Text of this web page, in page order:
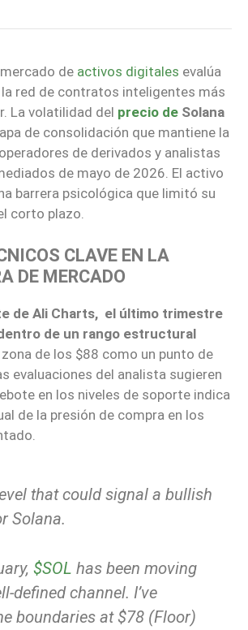
de activos digitales evalúa
red de contratos inteligentes más
La volatilidad del precio de Solana
de consolidación que mantiene la
de derivados y analistas
de mayo de 2026. El activo
barrera psicológica que limitó su
corto plazo.
CLAVE EN LA
DE MERCADO
de Ali Charts, el último trimestre
de un rango estructural
zona de los $88 como un punto de
evaluaciones del analista sugieren
en los niveles de soporte indica
de la presión de compra en los
that could signal a bullish
Solana.
$SOL has been moving
defined channel. I’ve
boundaries at $78 (Floor)